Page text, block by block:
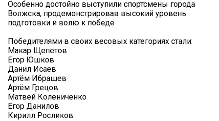
Особенно достойно выступили спортсмены города
Волжска, продемонстрировав высокий уровень
подготовки и волю к победе
Победителями в своих весовых категориях стали:
Макар Щепетов
Егор Юшков
Данил Исаев
Артём Ибрашев
Артём Грецов
Матвей Колениченко
Егор Данилов
Кирилл Росликов